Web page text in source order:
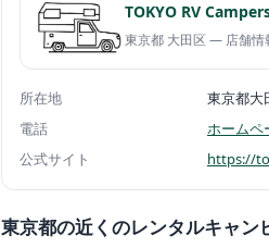
TOKYO RV
東京都 大田区 — 店舗情
所在地
東京都大
電話
ホームペ
公式サイト
https://
東京都の近くのレンタルキャン